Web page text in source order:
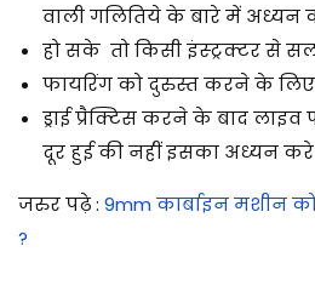
वाली गलितिये के बारे में अध्यन
हो सके तो किसी इंस्ट्रक्टर से
फायरिंग को दुरुस्त करने के लिए
ड्राई प्रैक्टिस करने के बाद
दूर हुई की नहीं इसका अध्यन
जरुर पढ़े : 9mm कार्बाइन मशीन
?